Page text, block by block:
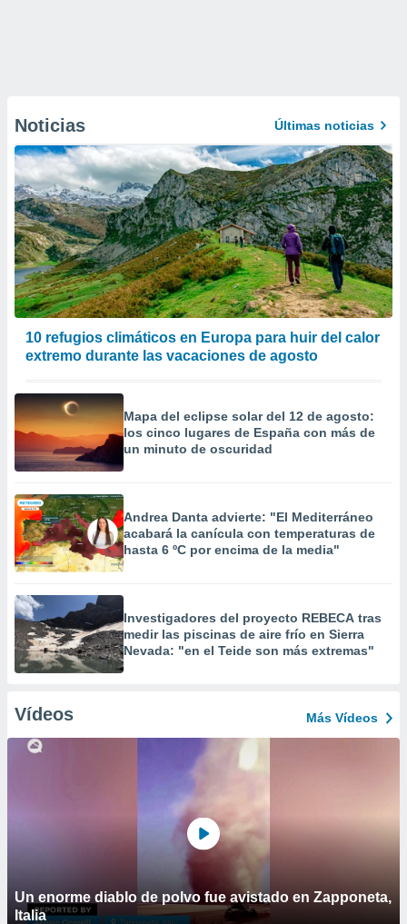
Noticias Últimas noticias
10 refugios climáticos en Europa para huir del calor
extremo durante las vacaciones de agosto
Mapa del eclipse solar del 12 de agosto:
los cinco lugares de España con más de
un minuto de oscuridad
Andrea Danta advierte: "El Mediterráneo
acabará la canícula con temperaturas de
hasta 6 ºC por encima de la media"
Investigadores del proyecto REBECA tras
medir las piscinas de aire frío en Sierra
Nevada: "en el Teide son más extremas"
Vídeos Más Vídeos
Un enorme diablo de polvo fue avistado en Zapponeta,
Italia